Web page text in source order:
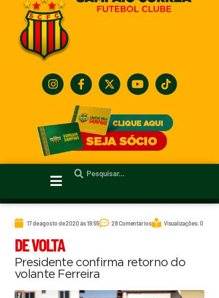
17 de agosto de 2020 às 19:55 28 Comentários Visualizações: 0
DE VOLTA
Presidente confirma retorno do
volante Ferreira